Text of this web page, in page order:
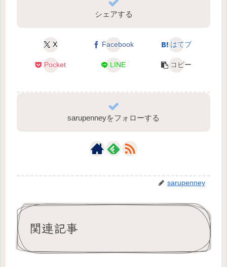
シェアする
X Facebook はてブ
Pocket LINE コピー
sarupenneyをフォローする
sarupenney
関連記事